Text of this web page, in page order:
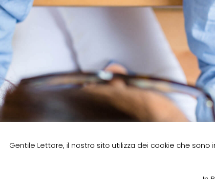
Gentile Lettore, il nostro sito utilizza dei cookie che